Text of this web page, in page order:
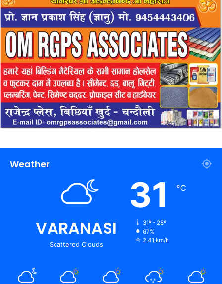
Weather
VARANASI
Scattered Clouds
31 ℃
31º - 28º
67%
2.41 km/h